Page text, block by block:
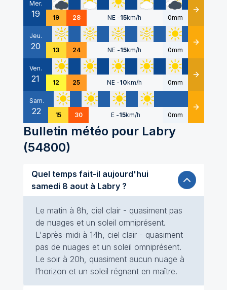
Mer.
19 19 28 NE -15km/h 0mm Détails
Jeu.
20 13 24 NE -15km/h 0mm Détails
Ven.
21 12 25 NE -10km/h 0mm Détails
Sam.
22 15 30 E -15km/h 0mm Détails
Bulletin météo pour Labry
(54800)
Quel temps fait-il aujourd'hui
samedi 8 aout à Labry ?
Le matin à 8h, ciel clair - quasiment pas
de nuages et un soleil omniprésent.
L'après-midi à 14h, ciel clair - quasiment
pas de nuages et un soleil omniprésent.
Le soir à 20h, quasiment aucun nuage à
l’horizon et un soleil régnant en maître.